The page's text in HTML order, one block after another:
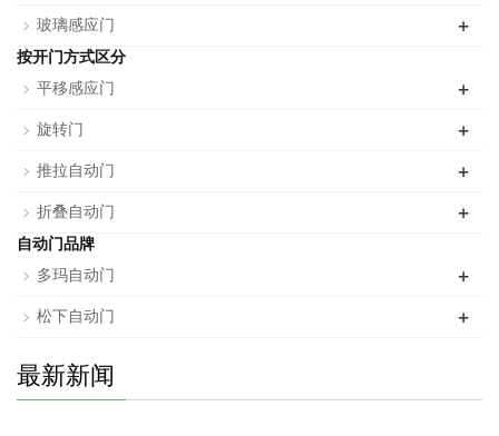
玻璃感应门 +
按开门方式区分
平移感应门
+
旋转门 +
推拉自动门 +
折叠自动门 +
自动门品牌
多玛自动门
+
松下自动门 +
最新新闻